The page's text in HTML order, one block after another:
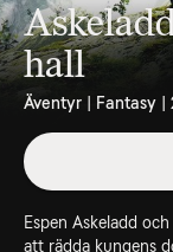
hall
Äventyr | Fantasy |
Espen Askeladd
att rädda kungens